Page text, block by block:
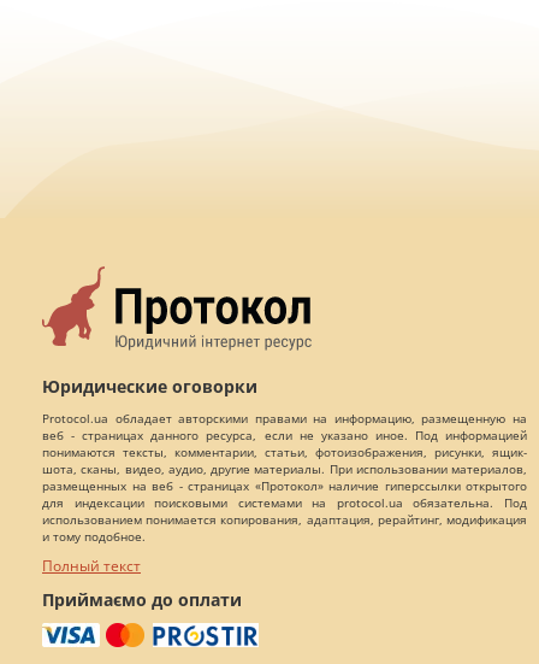
Юридические оговорки
Protocol.ua обладает авторскими правами на информацию, размещенную на
веб - страницах данного ресурса, если не указано иное. Под информацией
понимаются тексты, комментарии, статьи, фотоизображения, рисунки, ящик-
шота, сканы, видео, аудио, другие материалы. При использовании материалов,
размещенных на веб - страницах «Протокол» наличие гиперссылки открытого
для индексации поисковыми системами на protocol.ua обязательна. Под
использованием понимается копирования, адаптация, рерайтинг, модификация
и тому подобное.
Полный текст
Приймаємо до оплати